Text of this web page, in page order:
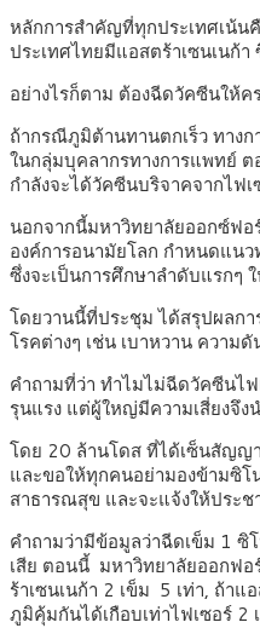
หลักการสำคัญที่ทุกประเทศเน้
ประเทศไทยมีแอสตร้าเซนเนก้
อย่างไรก็ตาม ต้องฉีดวัคซีนให้
ถ้ากรณีภูมิต้านทานตกเร็ว ทาง
ในกลุ่มบุคลากรทางการแพทย์
กำลังจะได้วัคซีนบริจาคจากไฟเ
นอกจากนี้มหาวิทยาลัยออกซ์ฟอ
องค์การอนามัยโลก กำหนดแนว
ซึ่งจะเป็นการศึกษาลำดับแรกๆ
โดยวานนี้ที่ประชุม ได้สรุปผลก
โรคต่างๆ เช่น เบาหวาน ควา
คำถามที่ว่า ทำไมไม่ฉีดวัคซีนไ
รุนแรง แต่ผู้ใหญ่มีความเสี่ยงจึ
โดย 20 ล้านโดส ที่ได้เซ็นสัญญ
และขอให้ทุกคนอย่ามองข้ามซิโ
สาธารณสุข และจะแจ้งให้ป
คำถามว่ามีข้อมูลว่าฉีดเข็ม 1 ซิ
เสีย ตอนนี้ มหาวิทยาลัยออกฟอ
ร้าเซนเนก้า 2 เข็ม 5 เท่า, ถ้า
ภูมิคุ้มกันได้เกือบเท่าไฟเซอร์